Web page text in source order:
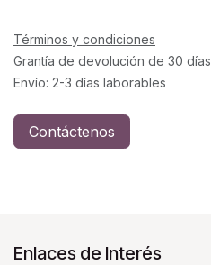
Términos y condiciones
Grantía de devolución de 30 días
Envío: 2-3 días laborables
Contáctenos
Enlaces de Interés